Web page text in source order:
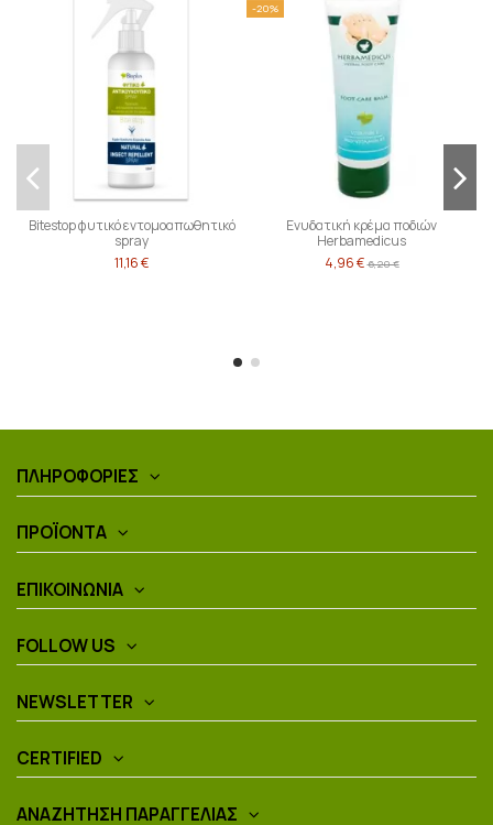
Bitestop φυτικό εντομοαπωθητικό
spray
11,16 €
-20%
Ενυδατική κρέμα ποδιών
Herbamedicus
4,96 €6,20 €
ΠΛΗΡΟΦΟΡΙΕΣ
ΠΡΟΪΟΝΤΑ
ΕΠΙΚΟΙΝΩΝΙΑ
FOLLOW US
NEWSLETTER
CERTIFIED
ΑΝΑΖΉΤΗΣΗ ΠΑΡΑΓΓΕΛΊΑΣ